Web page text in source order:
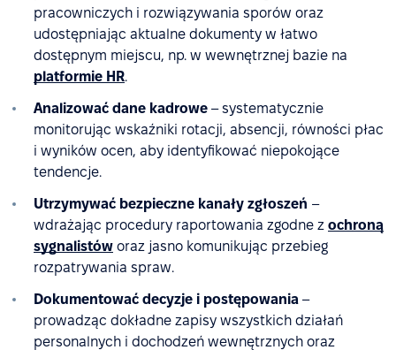
pracowniczych i rozwiązywania sporów oraz
udostępniając aktualne dokumenty w łatwo
dostępnym miejscu, np. w wewnętrznej bazie na
platformie HR.
Analizować dane kadrowe – systematycznie
monitorując wskaźniki rotacji, absencji, równości płac
i wyników ocen, aby identyfikować niepokojące
tendencje.
Utrzymywać bezpieczne kanały zgłoszeń –
wdrażając procedury raportowania zgodne z ochroną
sygnalistów oraz jasno komunikując przebieg
rozpatrywania spraw.
Dokumentować decyzje i postępowania –
prowadząc dokładne zapisy wszystkich działań
personalnych i dochodzeń wewnętrznych oraz